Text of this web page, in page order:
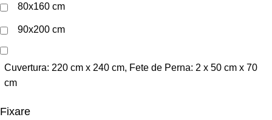
80x160 cm
90x200 cm
Cuvertura: 220 cm x 240 cm, Fete de Perna: 2 x 50 cm x 70
cm
Fixare